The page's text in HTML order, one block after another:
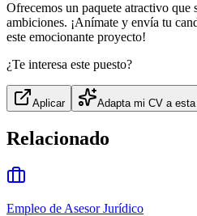
Ofrecemos un paquete atractivo que
ambiciones. ¡Anímate y envía tu
este emocionante proyecto!
¿Te interesa este puesto?
Aplicar Adapta mi CV a
Relacionado
Empleo de Asesor Jurídico